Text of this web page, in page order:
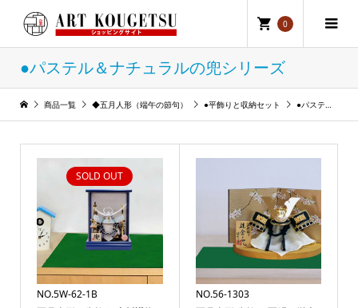
0
●パステル＆ナチュラルの兜シリーズ
商品一覧 ◆五月人形（端午の節句） ●平飾りと収納セット ●パステル＆ナチュラルの兜シリーズ
SOLD OUT
NO.5W-62-1B
NO.56-1303